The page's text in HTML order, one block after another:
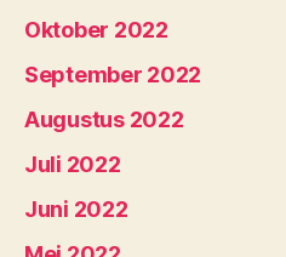
Oktober 2022
September 2022
Augustus 2022
Juli 2022
Juni 2022